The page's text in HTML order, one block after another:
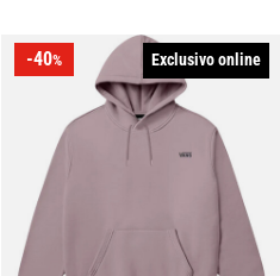
-40% Exclusivo online